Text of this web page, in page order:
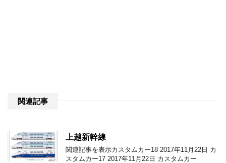
関連記事
上越新幹線
関連記事を表示カスタムカー18 2017年11月22日 カ
スタムカー17 2017年11月22日 カスタムカー